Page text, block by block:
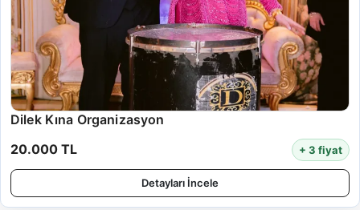
Dilek Kına Organizasyon
20.000 TL
+ 3 fiyat
Detayları İncele